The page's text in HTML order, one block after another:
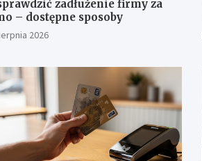
zadłużenie firmy za
– dostępne sposoby
2026